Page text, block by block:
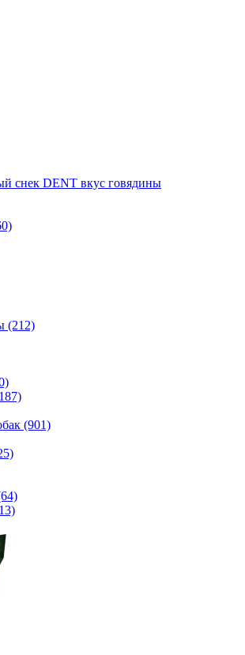
снек DENT вкус говядины
(212)
(901)